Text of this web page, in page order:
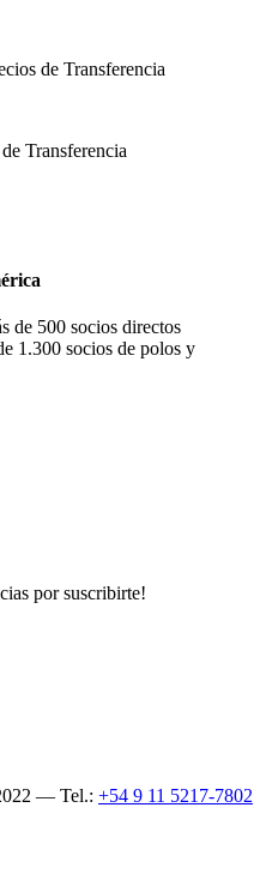
de Transferencia
Transferencia
de 500 socios directos
1.300 socios de polos y
por suscribirte!
— Tel.: +54 9 11 5217-7802